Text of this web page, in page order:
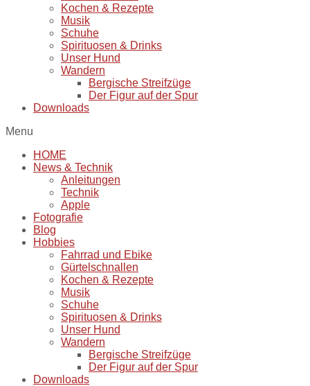
Kochen & Rezepte
Musik
Schuhe
Spirituosen & Drinks
Unser Hund
Wandern
Bergische Streifzüge
Der Figur auf der Spur
Downloads
Menu
HOME
News & Technik
Anleitungen
Technik
Apple
Fotografie
Blog
Hobbies
Fahrrad und Ebike
Gürtelschnallen
Kochen & Rezepte
Musik
Schuhe
Spirituosen & Drinks
Unser Hund
Wandern
Bergische Streifzüge
Der Figur auf der Spur
Downloads